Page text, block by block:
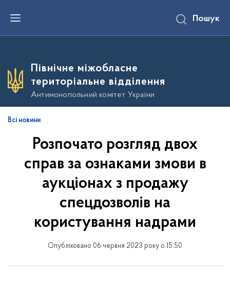
е
о
о
в
Пошук
Північне міжобласне
територіальне відділення
Антимонопольний комітет України
Всі новини
Розпочато розгляд двох
справ за ознаками змови в
аукціонах з продажу
спецдозволів на
користування надрами
Опубліковано 06 червня 2023 року о 15:50